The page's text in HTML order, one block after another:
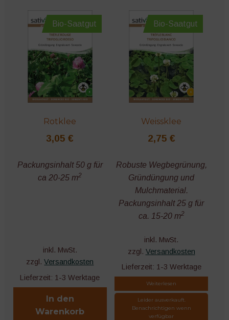
Töpfe und Behälter
Technik
Werkzeuge
Bücher und Kalender
Nützliches Zubehör
Bio-Saatgut
Rotklee
3,05€
Packungsinhalt 50 g für
ca 20-25 m2
inkl. MwSt.
zzgl.Versandkosten
Lieferzeit: 1-3 Werktage
In den
Warenkorb
Bio-Saatgut
Weissklee
2,75 €
Robuste Wegbegrünung,
Gründüngung und
Mulchmaterial.
Packungsinhalt 25 g für
ca. 15-20 m2
inkl. MwSt.
zzgl. Versandkosten
Lieferzeit: 1-3 Werktage
Weiterlesen
Leider ausverkauft.
Benachrichtigen wenn
verfügbar